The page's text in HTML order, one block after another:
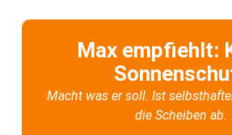
Max empfiehlt:
Macht was er soll. Ist
die Scheiben ab.